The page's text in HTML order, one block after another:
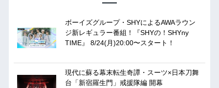
ボーイズグループ・SHYによるAWAラウン
ジ新レギュラー番組！『SHYの！SHYny
TIME』 8/24(月)20:00〜スタート！
現代に蘇る幕末転生奇譚・スーツ×日本刀舞
台「新宿羅生門」戒援隊編 開幕